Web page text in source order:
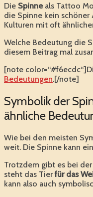
Die Spinne als Tattoo
die Spinne kein
Kulturen mit oft
Welche Bedeutung die
diesem Beitrag mal
[note
Bedeutungen.[/note]
Symbolik der
ähnliche
Wie bei den meisten
weit. Die Spinne kann
Trotzdem gibt es bei
steht das Tierfür das
kann also auch